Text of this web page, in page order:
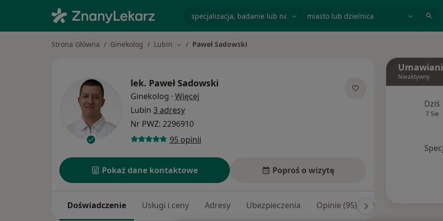
Strona Główna Ginekolog Lubin Zmień miasto
Paweł Sadowski
lek. Paweł Sadowski
Ginekolog · Więcej
Lubin 3 adresy
Nr PWZ: 2296910
95 opinii
Pokaż dane kontaktowe Poproś o wizytę
Doświadczenie Usługi i ceny Adresy Ubezpieczenia Opinie (95) Odpowiedzi na
Nieaktywny
Dziś
7 Sie